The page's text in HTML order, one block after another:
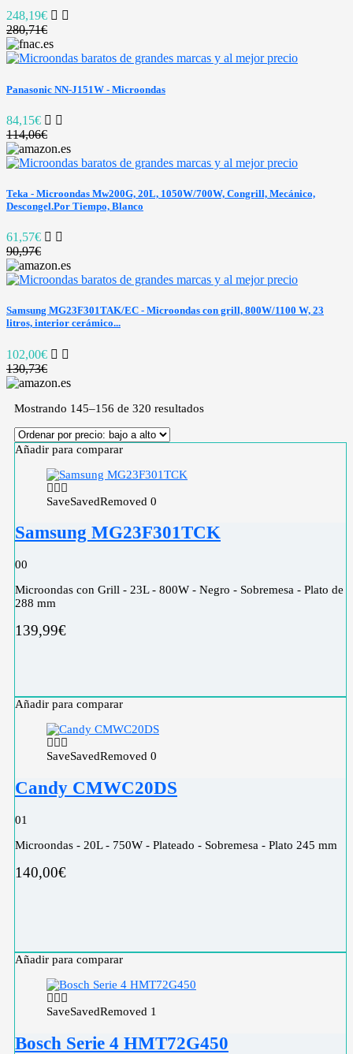
248,19€
280,71€
Panasonic NN-J151W - Microondas
84,15€
114,06€
Teka - Microondas Mw200G, 20L, 1050W/700W, Congrill, Mecánico,
Descongel.Por Tiempo, Blanco
61,57€
90,97€
Samsung MG23F301TAK/EC - Microondas con grill, 800W/1100 W, 23
litros, interior cerámico...
102,00€
130,73€
Mostrando 145–156 de 320 resultados
Añadir para comparar
SaveSavedRemoved 0
Samsung MG23F301TCK
00
Microondas con Grill - 23L - 800W - Negro - Sobremesa - Plato de
288 mm
139,99€
Añadir para comparar
SaveSavedRemoved 0
Candy CMWC20DS
01
Microondas - 20L - 750W - Plateado - Sobremesa - Plato 245 mm
140,00€
Añadir para comparar
SaveSavedRemoved 1
Bosch Serie 4 HMT72G450